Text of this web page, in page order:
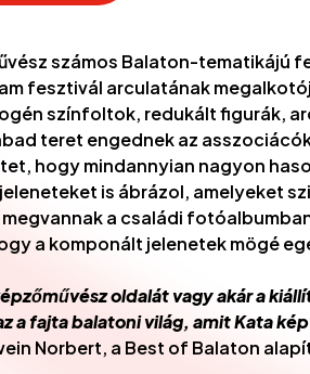
számos Balaton-tematikájú
fesztivál arculatának
színfoltok, redukált figurák,
teret engednek az
hogy mindannyian nagyon
is ábrázol, amelyeket
a családi
a komponált jelenetek mögé
oldalát vagy akár a
a fajta balatoni világ, amit Kata
Norbert, a Best of Balaton